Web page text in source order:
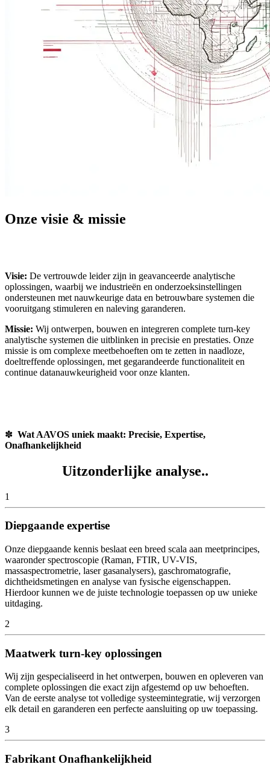
Onze visie & missie
Visie: De vertrouwde leider zijn in geavanceerde analytische
oplossingen, waarbij we industrieën en onderzoeksinstellingen
ondersteunen met nauwkeurige data en betrouwbare systemen die
vooruitgang stimuleren en naleving garanderen.
Missie: Wij ontwerpen, bouwen en integreren complete turn-key
analytische systemen die uitblinken in precisie en prestaties. Onze
missie is om complexe meetbehoeften om te zetten in naadloze,
doeltreffende oplossingen, met gegarandeerde functionaliteit en
continue datanauwkeurigheid voor onze klanten.
✽ Wat AAVOS uniek maakt: Precisie, Expertise,
Onafhankelijkheid
Uitzonderlijke analyse..
1
Diepgaande expertise
Onze diepgaande kennis beslaat een breed scala aan meetprincipes,
waaronder spectroscopie (Raman, FTIR, UV-VIS,
massaspectrometrie, laser gasanalysers), gaschromatografie,
dichtheidsmetingen en analyse van fysische eigenschappen.
Hierdoor kunnen we de juiste technologie toepassen op uw unieke
uitdaging.
2
Maatwerk turn-key oplossingen
Wij zijn gespecialiseerd in het ontwerpen, bouwen en opleveren van
complete oplossingen die exact zijn afgestemd op uw behoeften.
Van de eerste analyse tot volledige systeemintegratie, wij verzorgen
elk detail en garanderen een perfecte aansluiting op uw toepassing.
3
Fabrikant Onafhankelijkheid